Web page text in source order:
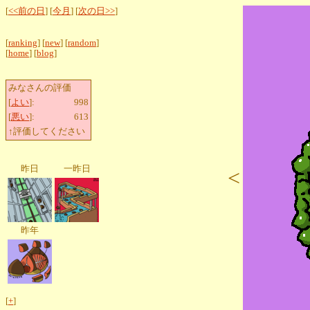
[<<前の日 ] [今月 ] [次の日>>]
[ranking] [new] [random]
[home] [blog]
みなさんの評価
[よい]:
998
[悪い]:
613
↑評価してください
昨日 一昨日
昨年
[+]
<